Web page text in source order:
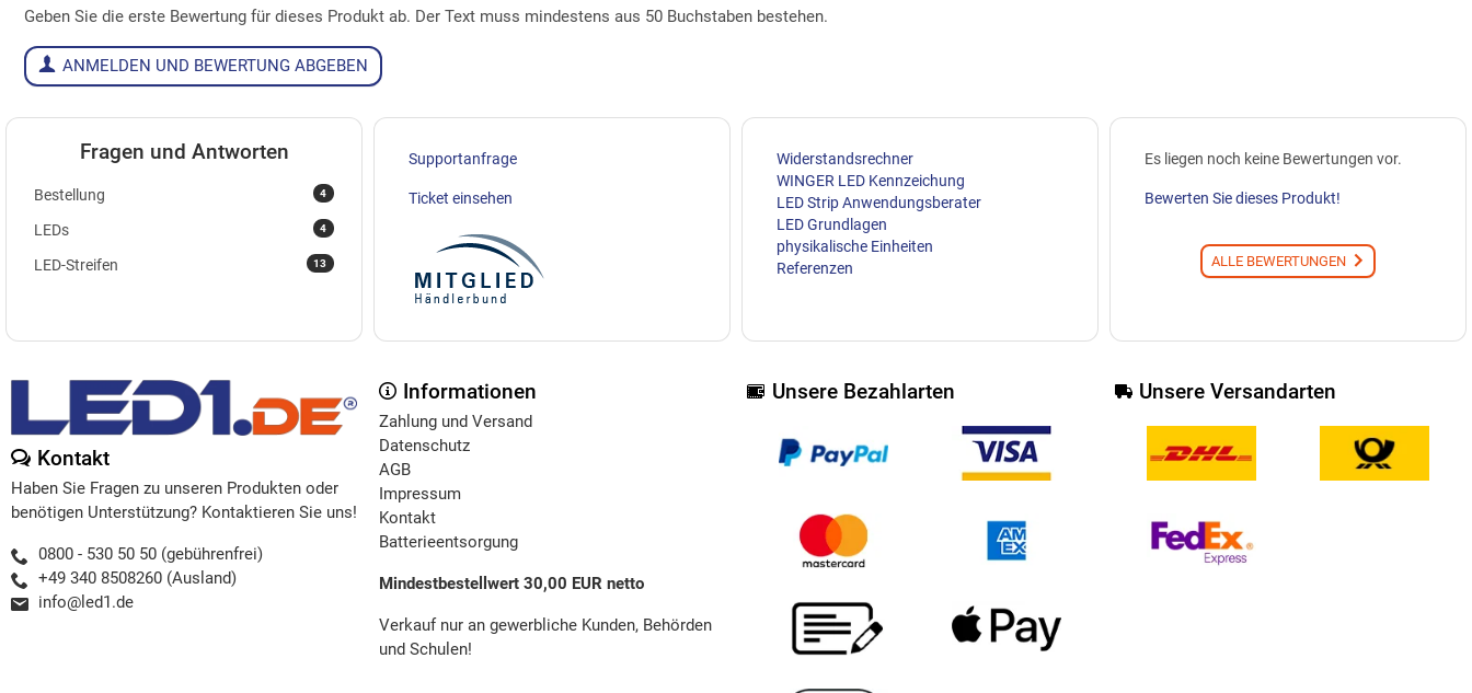
Geben Sie die erste Bewertung für dieses Produkt ab. Der Text muss mindestens aus 50 Buchstaben bestehen.
ANMELDEN UND BEWERTUNG ABGEBEN
Fragen und Antworten
4
Bestellung
4
LEDs
13
LED-Streifen
Supportanfrage
Ticket einsehen
Widerstandsrechner
WINGER LED Kennzeichung
LED Strip Anwendungsberater
LED Grundlagen
physikalische Einheiten
Referenzen
Es liegen noch keine Bewertungen vor.
Bewerten Sie dieses Produkt!
ALLE BEWERTUNGEN
Kontakt
Haben Sie Fragen zu unseren Produkten oder
benötigen Unterstützung? Kontaktieren Sie uns!
0800 - 530 50 50 (gebührenfrei)
+49 340 8508260 (Ausland)
info@led1.de
Informationen
Zahlung und Versand
Datenschutz
AGB
Impressum
Kontakt
Batterieentsorgung
Mindestbestellwert 30,00 EUR netto
Verkauf nur an gewerbliche Kunden, Behörden
und Schulen!
Unsere Bezahlarten Unsere Versandarten